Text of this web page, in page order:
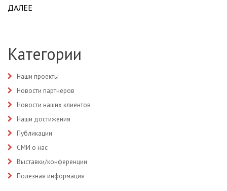
ДАЛЕЕ
Категории
Наши проекты
Новости партнеров
Новости наших клиентов
Наши достижения
Публикации
СМИ о нас
Выставки/конференции
Полезная информация